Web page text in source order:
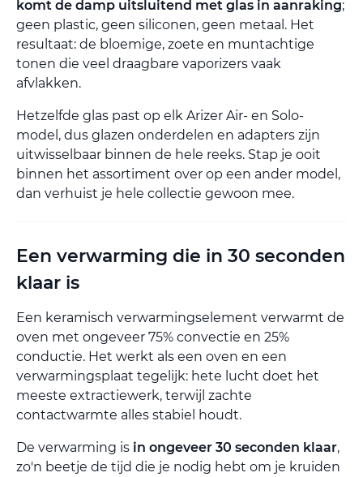
komt de damp uitsluitend met glas in aanraking;
geen plastic, geen siliconen, geen metaal. Het
resultaat: de bloemige, zoete en muntachtige
tonen die veel draagbare vaporizers vaak
afvlakken.
Hetzelfde glas past op elk Arizer Air- en Solo-
model, dus glazen onderdelen en adapters zijn
uitwisselbaar binnen de hele reeks. Stap je ooit
binnen het assortiment over op een ander model,
dan verhuist je hele collectie gewoon mee.
Een verwarming die in 30 seconden
klaar is
Een keramisch verwarmingselement verwarmt de
oven met ongeveer 75% convectie en 25%
conductie. Het werkt als een oven en een
verwarmingsplaat tegelijk: hete lucht doet het
meeste extractiewerk, terwijl zachte
contactwarmte alles stabiel houdt.
De verwarming is in ongeveer 30 seconden klaar,
zo'n beetje de tijd die je nodig hebt om je kruiden